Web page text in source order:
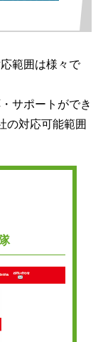
範囲は様々で
サポートができ
の対応可能範囲